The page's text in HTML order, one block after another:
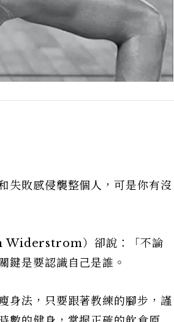
失敗感侵襲整個人，可是你有沒
Widerstrom）卻說：「不論
鍵是要認識自己是誰。
身法，只要跟著教練的腳步，謹